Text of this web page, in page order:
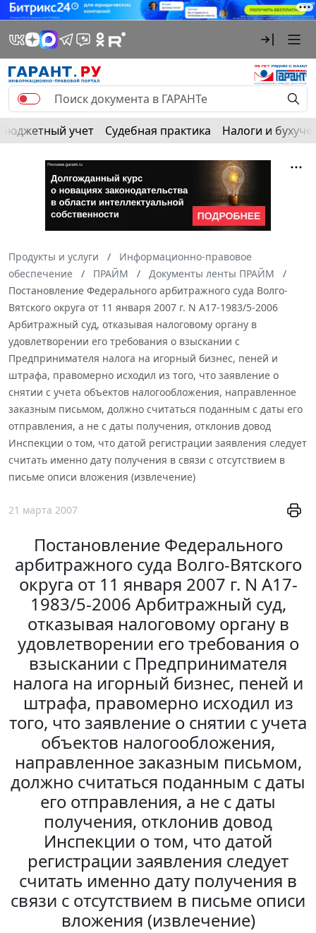
Бюджетный учет Судебная практика Налоги и
Продукты и услуги
Информационно-правовое
обеспечение
ПРАЙМ
Документы ленты ПРАЙМ
Постановление Федерального арбитражного суда Волго-
Вятского округа от 11 января 2007 г. N А17-1983/5-2006
Арбитражный суд, отказывая налоговому органу в
удовлетворении его требования о взыскании с
Предпринимателя налога на игорный бизнес, пеней и
штрафа, правомерно исходил из того, что заявление о
снятии с учета объектов налогообложения, направленное
заказным письмом, должно считаться поданным с даты его
отправления, а не с даты получения, отклонив довод
Инспекции о том, что датой регистрации заявления следует
считать именно дату получения в связи с отсутствием в
письме описи вложения (извлечение)
21 марта 2007
Постановление Федерального
арбитражного суда Волго-Вятского
округа от 11 января 2007 г. N А17-
1983/5-2006 Арбитражный суд,
отказывая налоговому органу в
удовлетворении его требования о
взыскании с Предпринимателя
налога на игорный бизнес, пеней и
штрафа, правомерно исходил из
того, что заявление о снятии с учета
объектов налогообложения,
направленное заказным письмом,
должно считаться поданным с даты
его отправления, а не с даты
получения, отклонив довод
Инспекции о том, что датой
регистрации заявления следует
считать именно дату получения в
связи с отсутствием в письме описи
вложения (извлечение)